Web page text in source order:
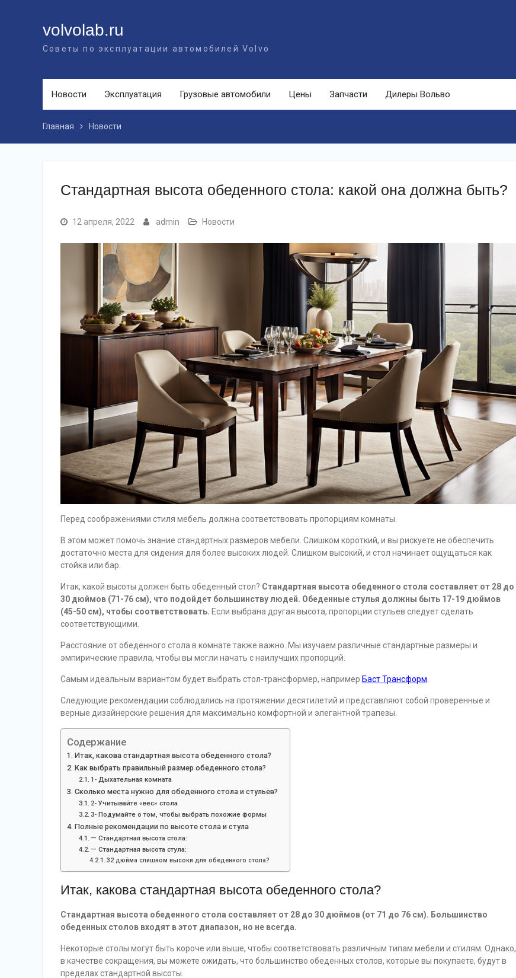
volvolab.ru
Советы по эксплуатации автомобилей Volvo
Новости Эксплуатация Грузовые автомобили Цены Запчасти Дилеры Вольво
Главная Новости
Стандартная высота обеденного стола: какой она должна быть?
12 апреля, 2022 admin Новости
Перед соображениями стиля мебель должна соответствовать пропорциям комнаты.
В этом может помочь знание стандартных размеров мебели. Слишком короткий, и вы рискуете не обеспечить
достаточно места для сидения для более высоких людей. Слишком высокий, и стол начинает ощущаться как
стойка или бар.
Итак, какой высоты должен быть обеденный стол? Стандартная высота обеденного стола составляет от 28 до
30 дюймов (71-76 см), что подойдет большинству людей. Обеденные стулья должны быть 17-19 дюймов
(45-50 см), чтобы соответствовать. Если выбрана другая высота, пропорции стульев следует сделать
соответствующими.
Расстояние от обеденного стола в комнате также важно. Мы изучаем различные стандартные размеры и
эмпирические правила, чтобы вы могли начать с наилучших пропорций.
Самым идеальным вариантом будет выбрать стол-трансформер, например Баст Трансформ.
Следующие рекомендации соблюдались на протяжении десятилетий и представляют собой проверенные и
верные дизайнерские решения для максимально комфортной и элегантной трапезы.
Содержание
Итак, какова стандартная высота обеденного стола?
Как выбрать правильный размер обеденного стола?
1- Дыхательная комната
Сколько места нужно для обеденного стола и стульев?
2- Учитывайте «вес» стола
3- Подумайте о том, чтобы выбрать похожие формы
Полные рекомендации по высоте стола и стула
— Стандартная высота стола:
— Стандартная высота стула:
32 дюйма слишком высоки для обеденного стола?
Итак, какова стандартная высота обеденного стола?
Стандартная высота обеденного стола составляет от 28 до 30 дюймов (от 71 до 76 см). Большинство
обеденных столов входят в этот диапазон, но не всегда.
Некоторые столы могут быть короче или выше, чтобы соответствовать различным типам мебели и стилям. Однако,
в качестве сокращения, вы можете ожидать, что большинство обеденных столов, которые вы покупаете, будут в
пределах стандартной высоты.